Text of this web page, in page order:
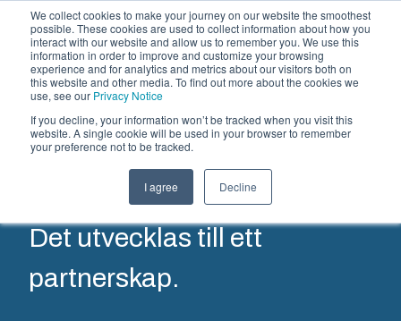
We collect cookies to make your journey on our website the smoothest
possible. These cookies are used to collect information about how you
interact with our website and allow us to remember you. We use this
information in order to improve and customize your browsing
experience and for analytics and metrics about our visitors both on
this website and other media. To find out more about the cookies we
use, see our Privacy Notice
If you decline, your information won’t be tracked when you visit this
website. A single cookie will be used in your browser to remember
your preference not to be tracked.
I agree Decline
SV
Vårt
sortiment av
och skåp
Specialtillverkad
Fibox
erbjuder
partnerlösningstjänster
Motorvärmare
Med hjälp av
Fibox
Erbjudande och tjänster
Partners
Direktkunder
Allt börjar med en utmaning.
Det utvecklas till ett
partnerskap.